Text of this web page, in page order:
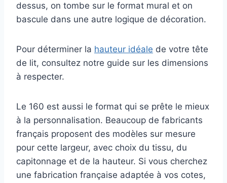
dessus, on tombe sur le format mural et on
bascule dans une autre logique de décoration.
Pour déterminer la hauteur idéale de votre tête
de lit, consultez notre guide sur les dimensions
à respecter.
Le 160 est aussi le format qui se prête le mieux
à la personnalisation. Beaucoup de fabricants
français proposent des modèles sur mesure
pour cette largeur, avec choix du tissu, du
capitonnage et de la hauteur. Si vous cherchez
une fabrication française adaptée à vos cotes,